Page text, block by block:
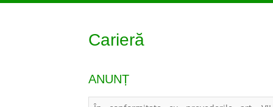
Carieră
ANUNȚ